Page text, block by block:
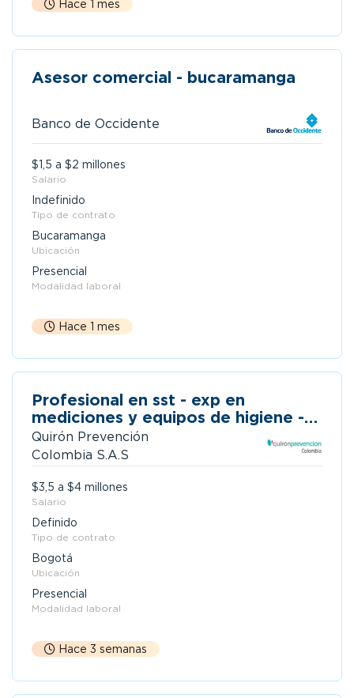
Hace 1 mes
Asesor comercial - bucaramanga
Banco de Occidente
$1,5 a $2 millones
Salario
Indefinido
Tipo de contrato
Bucaramanga
Ubicación
Presencial
Modalidad laboral
Hace 1 mes
Profesional en sst - exp en
mediciones y equipos de higiene -
bucaramanga
Quirón Prevención
Colombia S.A.S
$3,5 a $4 millones
Salario
Definido
Tipo de contrato
Bogotá
Ubicación
Presencial
Modalidad laboral
Hace 3 semanas